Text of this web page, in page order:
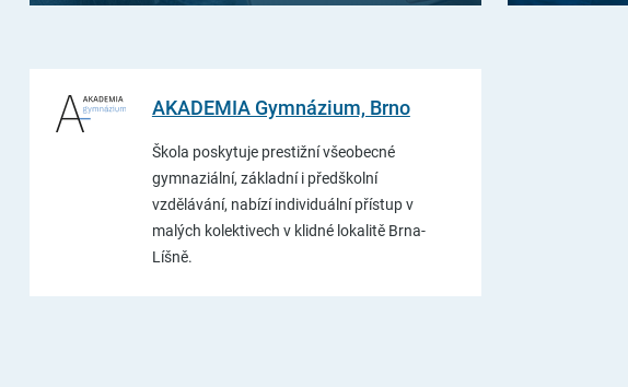
AKADEMIA Gymnázium, Brno
Škola poskytuje prestižní všeobecné
gymnaziální, základní i předškolní
vzdělávání, nabízí individuální přístup v
malých kolektivech v klidné lokalitě Brna-
Líšně.